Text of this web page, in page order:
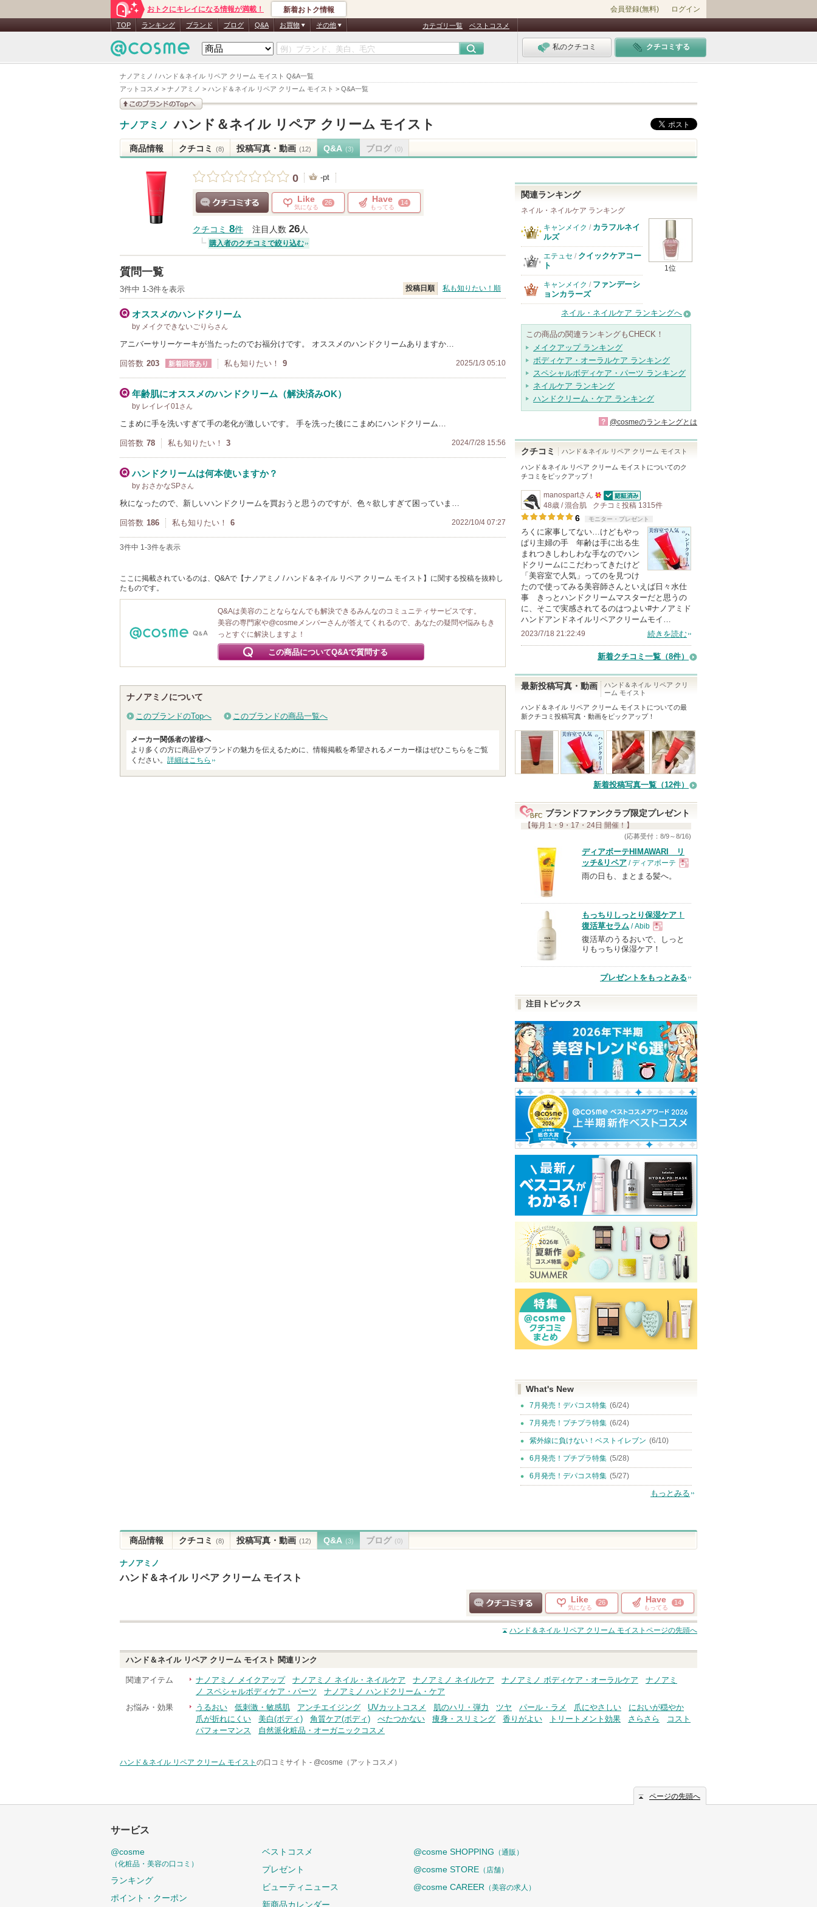
ナノアミノ / ハンド＆ネイル リペア クリーム モイスト Q&A一覧
アットコスメ > ナノアミノ > ハンド＆ネイル リペア クリーム モイスト > Q&A一覧
おトクにキレイになる情報が満載！ 新着おトク情報 会員登録(無料) ログイン
TOP ランキング ブランド ブログ Q&A お買物 その他 カテゴリ一覧 ベストコスメ
私のクチコミ クチコミする
このブランドの情報を
ナノアミノ ハンド＆ネイル リペア クリーム モイスト
商品情報 クチコミ (8) 投稿写真・動画 (12) Q&A (3) ブログ (0)
0 -pt
Like
気になる
26 Have
もってる
14
クチコミ 8件 注目人数 26人
購入者のクチコミで絞り込む
質問一覧
3件中 1-3件を表示 投稿日順 私も知りたい！順
オススメのハンドクリーム
by メイクできないごりら さん
アニバーサリーケーキが当たったのでお福分けです。 オススメのハンドクリームありますか…
回答数 203 新着回答あり 私も知りたい！ 9 2025/1/3 05:10
年齢肌にオススメのハンドクリーム（解決済みOK）
by レイレイ01さん
こまめに手を洗いすぎて手の老化が激しいです。 手を洗った後にこまめにハンドクリーム…
回答数 78 私も知りたい！ 3 2024/7/28 15:56
ハンドクリームは何本使いますか？
by おさかなSPさん
秋になったので、新しいハンドクリームを買おうと思うのですが、色々欲しすぎて困っていま…
回答数 186 私も知りたい！ 6 2022/10/4 07:27
3件中 1-3件を表示
ここに掲載されているのは、Q&Aで【ナノアミノ / ハンド＆ネイル リペア クリーム モイスト】に関する投稿を抜粋し
たものです。
Q&Aは美容のことならなんでも解決できるみんなのコミュニティサービスです。
美容の専門家や@cosmeメンバーさんが答えてくれるので、あなたの疑問や悩みもき
っとすぐに解決しますよ！
この商品についてQ&Aで質問する
ナノアミノについて
このブランドのTopへ このブランドの商品一覧へ
メーカー関係者の皆様へ
より多くの方に商品やブランドの魅力を伝えるために、情報掲載を希望されるメーカー様はぜひこちらをご覧
ください。 詳細はこちら
関連ランキング
ネイル・ネイルケア ランキング
1位
キャンメイク / カラフルネイ
ルズ
エテュセ / クイックケアコー
ト
キャンメイク / ファンデーシ
ョンカラーズ
ネイル・ネイルケア ランキングへ
この商品の関連ランキングもCHECK！
メイクアップ ランキング
ボディケア・オーラルケア ランキング
スペシャルボディケア・パーツ ランキング
ネイルケア ランキング
ハンドクリーム・ケア ランキング
? @cosmeのランキングとは
クチコミ ハンド＆ネイル リペア クリーム モイスト
ハンド＆ネイル リペア クリーム モイスト についてのク
チコミをピックアップ！
manospartさん
50
人
以
上
の
メ
ン
バ
ー
お
に
入
り
録
さ
れ
て
ま
す
認証済
48歳 / 混合肌 クチコミ投稿 1315件
6 モニター・プレゼント
ろくに家事してない…けどもやっ
ぱり主婦の手 年齢は手に出る生
まれつきしわしわな手なのでハン
ドクリームにこだわってきたけど
「美容室で人気」ってのを見つけ
たので使ってみる美容師さんといえば日々水仕
事 きっとハンドクリームマスターだと思うの
に、そこで実感されてるのはつよい#ナノアミド
ハンドアンドネイルリペアクリームモイ…
2023/7/18 21:22:49 続きを読む
新着クチコミ一覧 （8件）
最新投稿写真・動画
ハンド＆ネイル リペア クリ
ーム モイスト
ハンド＆ネイル リペア クリーム モイスト についての最
新クチコミ投稿写真・動画をピックアップ！
新着投稿写真一覧（12件）
ブランドファンクラブ限定プレゼント
【毎月 1・9・17・24日 開催！】
(応募受付：8/9～8/16)
ディアボーテHIMAWARI リ
ッチ&リペア / ディアボーテ
品
雨の日も、まとまる髪へ。
もっちりしっとり保湿ケア！
復活草セラム / Abib
現
品
復活草のうるおいで、しっと
りもっちり保湿ケア！
プレゼントをもっとみる
注目トピックス
What's New
7月発売！デパコス特集 (6/24)
7月発売！プチプラ特集 (6/24)
紫外線に負けない！ベストイレブン (6/10)
6月発売！プチプラ特集 (5/28)
6月発売！デパコス特集 (5/27)
もっとみる
商品情報 クチコミ (8) 投稿写真・動画 (12) Q&A (3) ブログ (0)
ナノアミノ
ハンド＆ネイル リペア クリーム モイスト
クチコミする
Like
気になる
26 Have
もってる
14
ハンド＆ネイル リペア クリーム モイスト ページの先頭へ
ハンド＆ネイル リペア クリーム モイスト 関連リンク
関連アイテム ナノアミノ メイクアップ ナノアミノ ネイル・ネイルケア ナノアミノ ネイルケア ナノアミノ ボディケア・オーラルケア
ナノアミ
ノ スペシャルボディケア・パーツ
ナノアミノ ハンドクリーム・ケア
お悩み・効果
うるおい 低刺激・敏感肌 アンチエイジング UVカットコスメ 肌のハリ・弾力 ツヤ パール・ラメ 爪にやさしい
においが穏やか
爪が折れにくい
美白(ボディ) 角質ケア(ボディ) べたつかない 痩身・スリミング 香りがよい トリートメント効果 さらさら
コスト
パフォーマンス
自然派化粧品・オーガニックコスメ
ハンド＆ネイル リペア クリーム モイスト の口コミサイト - @cosme（アットコスメ）
ページの先頭へ
サービス
@cosme
（化粧品・美容の口コミ）
ランキング
ポイント・クーポン
ベストコスメ
プレゼント
ビューティニュース
新商品カレンダー
@cosme SHOPPING （通販）
@cosme STORE （店舗）
@cosme CAREER （美容の求人）